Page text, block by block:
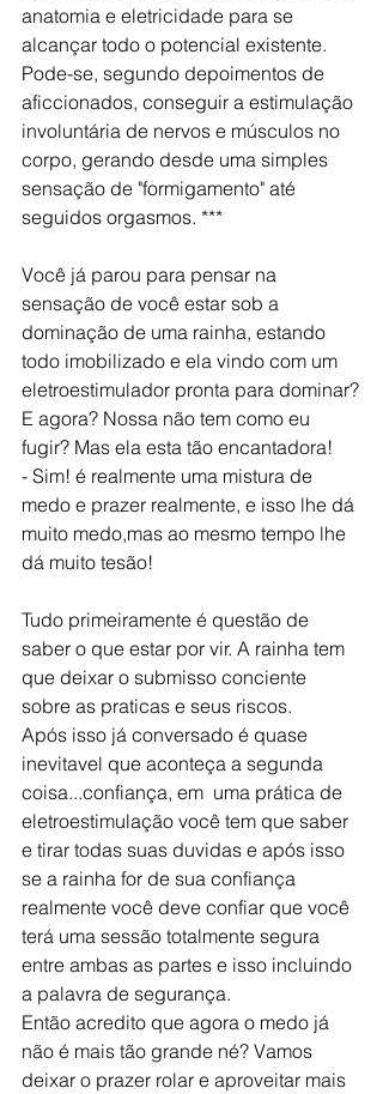
anatomia e eletricidade para se
alcançar todo o potencial existente.
Pode-se, segundo depoimentos de
aficcionados, conseguir a estimulação
involuntária de nervos e músculos no
corpo, gerando desde uma simples
sensação de "formigamento" até
seguidos orgasmos. ***
Você já parou para pensar na
sensação de você estar sob a
dominação de uma rainha, estando
todo imobilizado e ela vindo com um
eletroestimulador pronta para dominar?
E agora? Nossa não tem como eu
fugir? Mas ela esta tão encantadora!
- Sim! é realmente uma mistura de
medo e prazer realmente, e isso lhe dá
muito medo,mas ao mesmo tempo lhe
dá muito tesão!
Tudo primeiramente é questão de
saber o que estar por vir. A rainha tem
que deixar o submisso conciente
sobre as praticas e seus riscos.
Após isso já conversado é quase
inevitavel que aconteça a segunda
coisa...confiança, em  uma prática de
eletroestimulação você tem que saber
e tirar todas suas duvidas e após isso
se a rainha for de sua confiança
realmente você deve confiar que você
terá uma sessão totalmente segura
entre ambas as partes e isso incluindo
a palavra de segurança.
Então acredito que agora o medo já
não é mais tão grande né? Vamos
deixar o prazer rolar e aproveitar mais